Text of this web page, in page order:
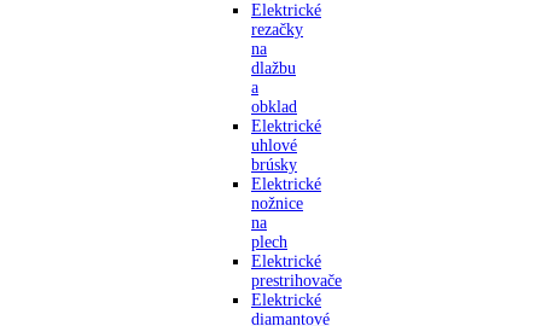
Elektrické
rezačky
na
dlažbu
a
obklad
Elektrické
uhlové
brúsky
Elektrické
nožnice
na
plech
Elektrické
prestrihovače
Elektrické
diamantové